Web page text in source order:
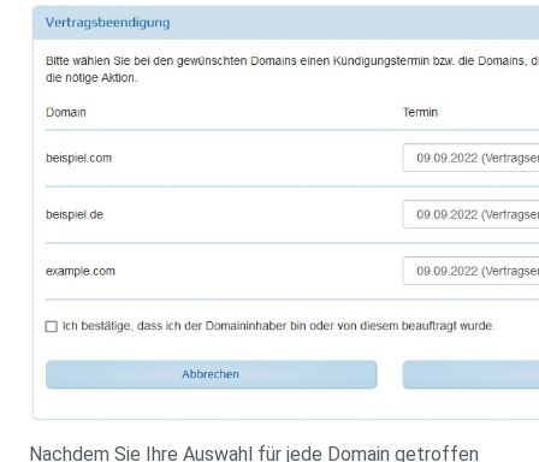
Nachdem Sie Ihre Auswahl für jede Domain getroffen